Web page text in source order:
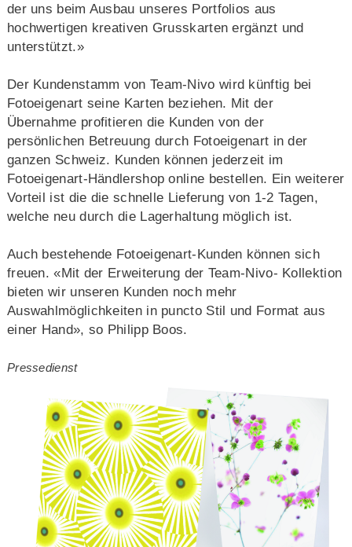
der uns beim Ausbau unseres Portfolios aus
hochwertigen kreativen Grusskarten ergänzt und
unterstützt.»
Der Kundenstamm von Team-Nivo wird künftig bei
Fotoeigenart seine Karten beziehen. Mit der
Übernahme profitieren die Kunden von der
persönlichen Betreuung durch Fotoeigenart in der
ganzen Schweiz. Kunden können jederzeit im
Fotoeigenart-Händlershop online bestellen. Ein weiterer
Vorteil ist die die schnelle Lieferung von 1-2 Tagen,
welche neu durch die Lagerhaltung möglich ist.
Auch bestehende Fotoeigenart-Kunden können sich
freuen. «Mit der Erweiterung der Team-Nivo- Kollektion
bieten wir unseren Kunden noch mehr
Auswahlmöglichkeiten in puncto Stil und Format aus
einer Hand», so Philipp Boos.
Pressedienst